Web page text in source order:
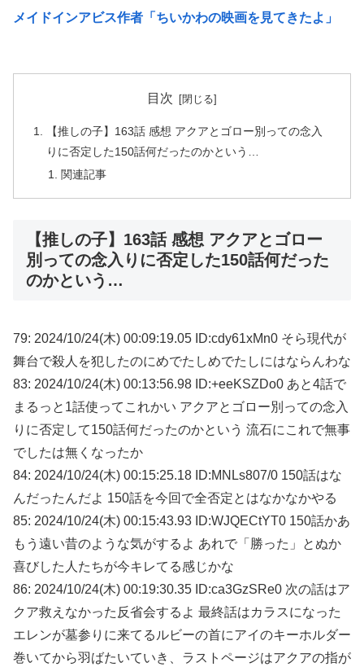
メイドインアビス作者「ちいかわの映画を見てきたよ」
目次
【推しの子】163話 感想 アクアとゴロー別っての念入
りに否定した150話何だったのかという…
関連記事
【推しの子】163話 感想 アクアとゴロー
別っての念入りに否定した150話何だった
のかという…
79: 2024/10/24(木) 00:09:19.05 ID:cdy61xMn0 そら現代が
舞台で殺人を犯したのにめでたしめでたしにはならんわな
83: 2024/10/24(木) 00:13:56.98 ID:+eeKSZDo0 あと4話で
まるっと1話使ってこれかい アクアとゴロー別っての念入
りに否定して150話何だったのかという 流石にこれで無事
でしたは無くなったか
84: 2024/10/24(木) 00:15:25.18 ID:MNLs807/0 150話はな
んだったんだよ 150話を今回で全否定とはなかなかやる
85: 2024/10/24(木) 00:15:43.93 ID:WJQECtYT0 150話かあ
もう遠い昔のような気がするよ あれで「勝った」とぬか
喜びした人たちが今キレてる感じかな
86: 2024/10/24(木) 00:19:30.35 ID:ca3GzSRe0 次の話はア
クア救えなかった反省会するよ 最終話はカラスになった
エレンが墓参りに来てるルビーの首にアイのキーホルダー
巻いてから羽ばたいていき、ラストページはアクアの指が